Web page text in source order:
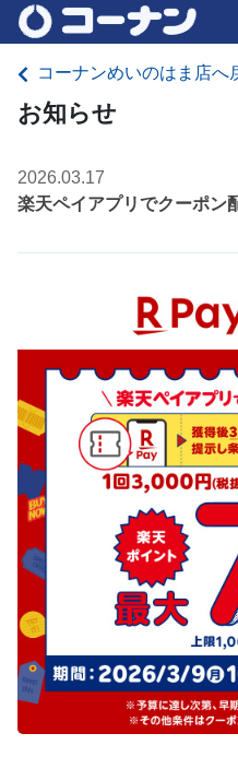
コーナンめいのはま店へ
お知らせ
2026.03.17
楽天ペイアプリでクーポン